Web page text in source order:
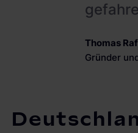
Thomas
Gründer